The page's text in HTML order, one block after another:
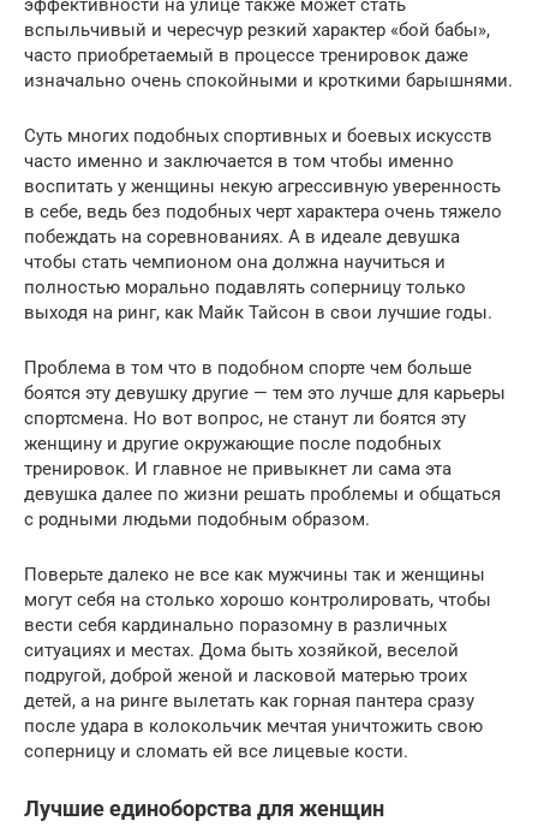
эффективности на улице также может стать
вспыльчивый и чересчур резкий характер «бой бабы»,
часто приобретаемый в процессе тренировок даже
изначально очень спокойными и кроткими барышнями.
Суть многих подобных спортивных и боевых искусств
часто именно и заключается в том чтобы именно
воспитать у женщины некую агрессивную уверенность
в себе, ведь без подобных черт характера очень тяжело
побеждать на соревнованиях. А в идеале девушка
чтобы стать чемпионом она должна научиться и
полностью морально подавлять соперницу только
выходя на ринг, как Майк Тайсон в свои лучшие годы.
Проблема в том что в подобном спорте чем больше
боятся эту девушку другие — тем это лучше для карьеры
спортсмена. Но вот вопрос, не станут ли боятся эту
женщину и другие окружающие после подобных
тренировок. И главное не привыкнет ли сама эта
девушка далее по жизни решать проблемы и общаться
с родными людьми подобным образом.
Поверьте далеко не все как мужчины так и женщины
могут себя на столько хорошо контролировать, чтобы
вести себя кардинально поразомну в различных
ситуациях и местах. Дома быть хозяйкой, веселой
подругой, доброй женой и ласковой матерью троих
детей, а на ринге вылетать как горная пантера сразу
после удара в колокольчик мечтая уничтожить свою
соперницу и сломать ей все лицевые кости.
Лучшие единоборства для женщин